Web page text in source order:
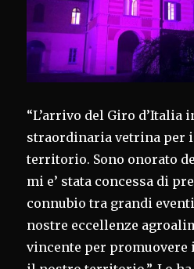
“L’arrivo del Giro d’Italia
straordinaria vetrina per
territorio. Sono onorato
mi e’ stata concessa di
connubio tra grandi
nostre eccellenze
vincente per